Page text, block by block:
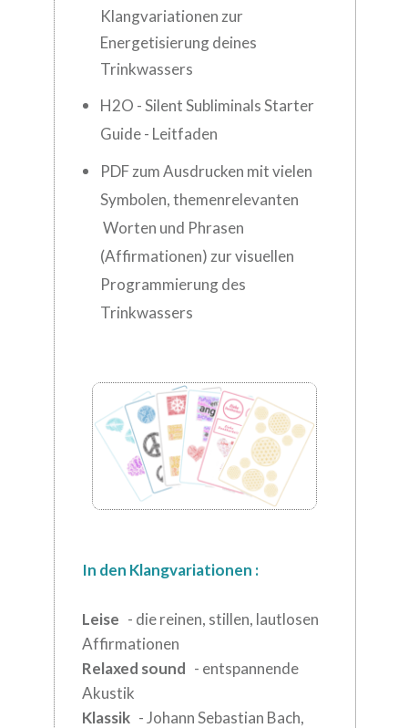
Klangvariationen zur
Energetisierung deines
Trinkwassers
H2O - Silent Subliminals Starter
Guide - Leitfaden
PDF zum Ausdrucken mit vielen
Symbolen, themenrelevanten
Worten und Phrasen
(Affirmationen) zur visuellen
Programmierung des
Trinkwassers
In den Klangvariationen :
Leise - die reinen, stillen, lautlosen
Affirmationen
Relaxed sound - entspannende
Akustik
Klassik - Johann Sebastian Bach,